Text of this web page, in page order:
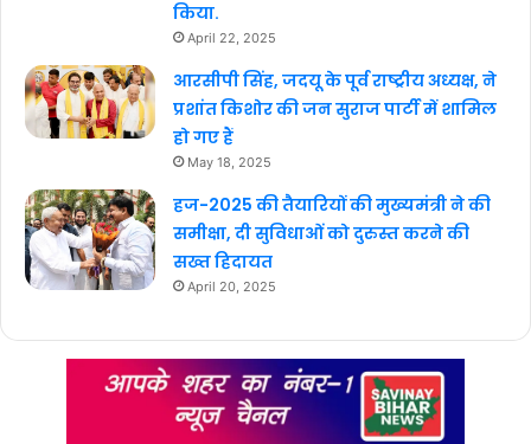
किया.
April 22, 2025
आरसीपी सिंह, जदयू के पूर्व राष्ट्रीय अध्यक्ष, ने
प्रशांत किशोर की जन सुराज पार्टी में शामिल
हो गए हैं
May 18, 2025
हज-2025 की तैयारियों की मुख्यमंत्री ने की
समीक्षा, दी सुविधाओं को दुरुस्त करने की
सख्त हिदायत
April 20, 2025